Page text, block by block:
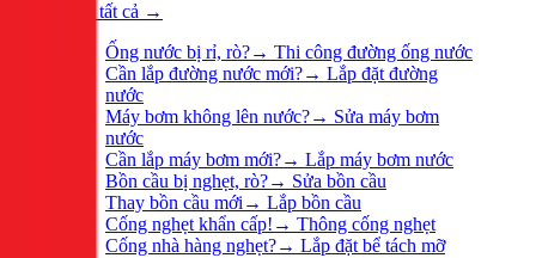
Xem tất cả →
Ống nước bị rỉ, rò?→ Thi công đường ống nước
Cần lắp đường nước mới?→ Lắp đặt đường
nước
Máy bơm không lên nước?→ Sửa máy bơm
nước
Cần lắp máy bơm mới?→ Lắp máy bơm nước
Bồn cầu bị nghẹt, rò?→ Sửa bồn cầu
Thay bồn cầu mới → Lắp bồn cầu
Cống nghẹt khẩn cấp! → Thông cống nghẹt
Cống nhà hàng nghẹt?→ Lắp đặt bể tách mỡ